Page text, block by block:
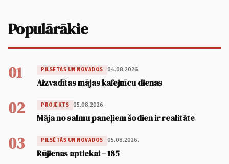
Populārākie
01 PILSĒTĀS UN NOVADOS 04.08.2026.
Aizvadītas mājas kafejnīcu dienas
02 PROJEKTS 05.08.2026.
Māja no salmu paneļiem šodien ir realitāte
03 PILSĒTĀS UN NOVADOS 05.08.2026.
Rūjienas aptiekai – 185